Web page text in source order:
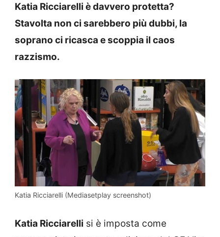
Katia Ricciarelli è davvero protetta?
Stavolta non ci sarebbero più dubbi, la
soprano ci ricasca e scoppia il caos
razzismo.
Katia Ricciarelli (Mediasetplay screenshot)
Katia Ricciarelli si è imposta come